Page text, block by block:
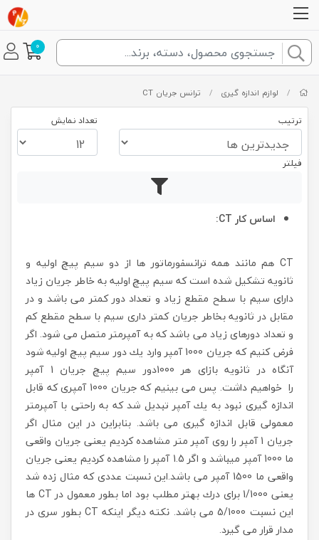
0
/ لوازم اندازه گیری / ترانس جریان CT
ترتیب تعداد نمایش
فیلتر
اساس كار CT:
CT هم مانند همه ترانسفورماتور ها از دو سیم پیچ اولیه و
ثانویه تشكیل شده است كه سیم پیچ اولیه به خاطر جریان زیاد
دارای سیم با سطح مقطع زیاد و تعداد دور كمتر می باشد و در
مقابل در ثانویه بخاطر جریان كمتر داری سیم با سطح مقطع كم
و تعداد دورهای زیاد می باشد كه به آمپرمتر متصل می شود. اگر
فرض كنیم كه جریان 1000 آمپر وارد یك دور سیم پیچ اولیه شود
آنگاه در ثانویه بازای هر 1000دور سیم پیچ جریان 1 آمپر
را خواهیم داشت. پس می بینیم كه جریان 1000 آمپری كه قابل
اندازه گیری نبود به یك آمپر تبدیل شد كه به راحتی با آمپرمتر
معمولی قابل اندازه گیری می باشد. بنابراین در این مثال اگر
جریان 1 آمپر را روی آمپر متر مشاهده كردیم یعنی جریان واقعی
ما 1000 آمپر میباشد و اگر 1.5 آمپر را مشاهده كردیم یعنی جریان
واقعی ما 1500 آمپر می باشد.این نسبت عددی كه مثال زده شد
یعنی 1/1000 برای درك بهتر مطلب بود اما بطور معمول در CT ها
این نسبت 5/1000 می باشد. نكته دیگر اینكه CT بطور سری در
مدار قرار می گیرد.